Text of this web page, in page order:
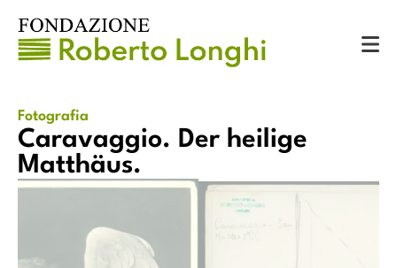
heilige Matthäus. Caravaggio. Der
Caravaggio. Der heilige
Matthäus.
Fotografia